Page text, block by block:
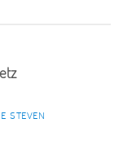
STEVEN